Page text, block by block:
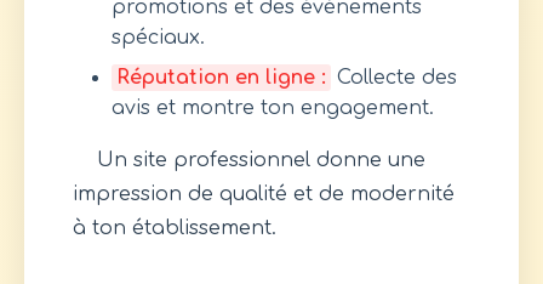
promotions et des événements
spéciaux.
Réputation en ligne : Collecte des
avis et montre ton engagement.
Un site professionnel donne une
impression de qualité et de modernité
à ton établissement.